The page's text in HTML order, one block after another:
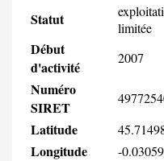
Statut
limitée
Début
d'activité
2007
Numéro
SIRET
Latitude
Longitude -